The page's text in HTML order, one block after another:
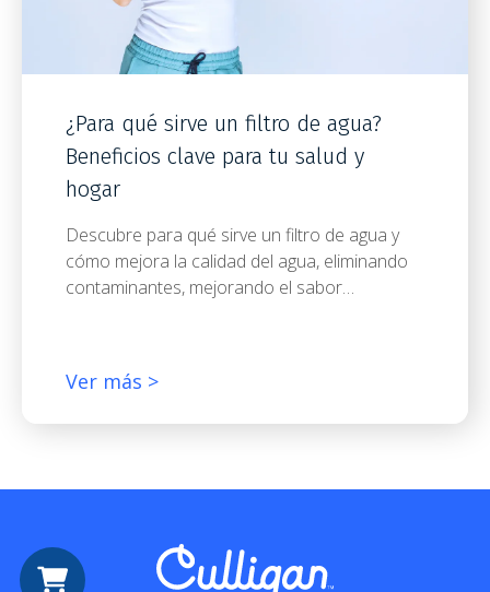
¿Para qué sirve un filtro de agua?
Beneficios clave para tu salud y
hogar
Descubre para qué sirve un filtro de agua y
cómo mejora la calidad del agua, eliminando
contaminantes, mejorando el sabor…
Ver más >